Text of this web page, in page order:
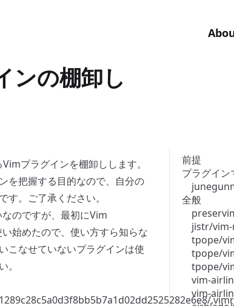
ンの棚卸し
前提
プラグイン
全般
jistr/
tpope/
tpope/
tpope/
vim-
vim-
プラグインを棚卸しします。
を把握する目的なので、自分の
。ご了承ください。
のですが、最初にVim
始めたので、使い方すら知らな
こなせていないプラグインは使